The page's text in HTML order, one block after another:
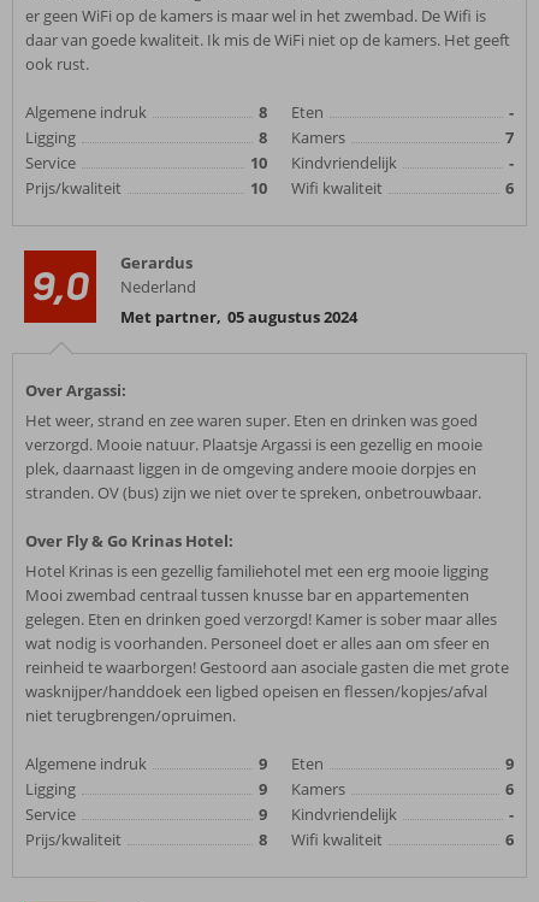
er geen WiFi op de kamers is maar wel in het zwembad. De Wifi is
daar van goede kwaliteit. Ik mis de WiFi niet op de kamers. Het geeft
ook rust.
Algemene indruk
8
Ligging
8
Service
10
Prijs/kwaliteit
10
Eten
-
Kamers
7
Kindvriendelijk
-
Wifi kwaliteit
6
9,0
Gerardus
Nederland
Met partner, 05 augustus 2024
Over Argassi:
Het weer, strand en zee waren super. Eten en drinken was goed
verzorgd. Mooie natuur. Plaatsje Argassi is een gezellig en mooie
plek, daarnaast liggen in de omgeving andere mooie dorpjes en
stranden. OV (bus) zijn we niet over te spreken, onbetrouwbaar.
Over Fly & Go Krinas Hotel:
Hotel Krinas is een gezellig familiehotel met een erg mooie ligging
Mooi zwembad centraal tussen knusse bar en appartementen
gelegen. Eten en drinken goed verzorgd! Kamer is sober maar alles
wat nodig is voorhanden. Personeel doet er alles aan om sfeer en
reinheid te waarborgen! Gestoord aan asociale gasten die met grote
wasknijper/handdoek een ligbed opeisen en flessen/kopjes/afval
niet terugbrengen/opruimen.
Algemene indruk
9
Ligging
9
Service
9
Prijs/kwaliteit
8
Eten
9
Kamers
6
Kindvriendelijk
-
Wifi kwaliteit
6